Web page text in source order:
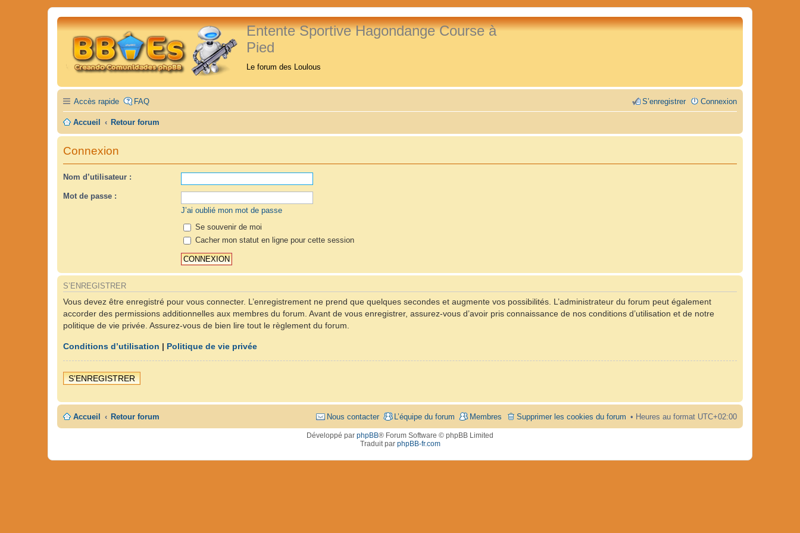
Entente Sportive Hagondange Course à
Pied
Le forum des Loulous
Accès rapide FAQ Connexion
S’enregistrer
Accueil Retour forum
Connexion
Nom d’utilisateur :
Mot de passe :
J’ai oublié mon mot de passe
Se souvenir de moi
Cacher mon statut en ligne pour cette session
S’ENREGISTRER
Vous devez être enregistré pour vous connecter. L’enregistrement ne prend que quelques secondes et augmente vos possibilités. L’administrateur du forum peut également
accorder des permissions additionnelles aux membres du forum. Avant de vous enregistrer, assurez-vous d’avoir pris connaissance de nos conditions d’utilisation et de notre
politique de vie privée. Assurez-vous de bien lire tout le règlement du forum.
Conditions d’utilisation | Politique de vie privée
S’ENREGISTRER
Accueil Retour forum Heures au format UTC+02:00
Supprimer les cookies du forum
Membres
L’équipe du forum
Nous contacter
Développé par phpBB® Forum Software © phpBB Limited
Traduit par phpBB-fr.com